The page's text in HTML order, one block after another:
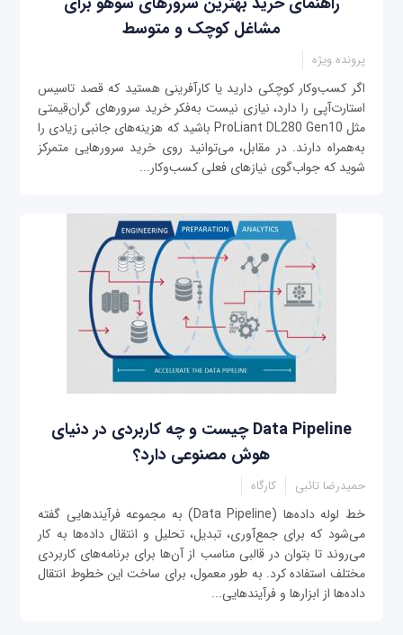
مشاغل کوچک و متوسط
پرونده ویژه
اگر کسب‌وکار کوچکی دارید یا کارآفرینی هستید که قصد تاسیس
استارت‌آپی را دارد، نیازی نیست به‌فکر خرید سرورهای گران‌قیمتی
مثل ProLiant DL280 Gen10 باشید که هزینه‌های جانبی زیادی را
به‌همراه دارند. در مقابل، می‌توانید روی خرید سرورهایی متمرکز
شوید که جواب‌گوی نیازهای فعلی کسب‌وکار...
Data Pipeline چیست و چه کاربردی در دنیای
هوش مصنوعی دارد؟
حمیدرضا تائبی کارگاه
خط لوله داده‌ها (Data Pipeline) به مجموعه فرآیندهایی گفته
می‌شود که برای جمع‌آوری، تبدیل، تحلیل و انتقال داده‌ها به کار
می‌روند تا بتوان در قالبی مناسب از آن‌ها برای برنامه‌های کاربردی
مختلف استفاده کرد. به طور معمول، برای ساخت این خطوط انتقال
داده‌ها از ابزارها و فرآیندهایی...